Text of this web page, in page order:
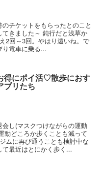
チケットをもらったとのこと
きました～ 鈍行だと浅草か
2回～3回。やはり遠いね。で
り電車に乗る...
得にポイ活♡散歩におす
プリたち
し(マスクつけながらの運動
動どころか歩くことも減って
ムに再び通うことも検討中な
最近はとにかく歩く...